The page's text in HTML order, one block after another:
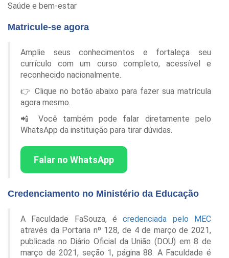
Saúde e bem-estar
Matricule-se agora
Amplie seus conhecimentos e fortaleça seu
currículo com um curso completo, acessível e
reconhecido nacionalmente.
👉 Clique no botão abaixo para fazer sua matrícula
agora mesmo.
📲 Você também pode falar diretamente pelo
WhatsApp da instituição para tirar dúvidas.
Falar no WhatsApp
Credenciamento no Ministério da Educação
A Faculdade FaSouza, écredenciada pelo MEC
através da Portaria nº 128, de 4 de março de 2021,
publicada no Diário Oficial da União (DOU) em 8 de
março de 2021, seção 1, página 88. A Faculdade é